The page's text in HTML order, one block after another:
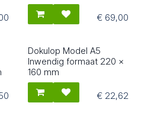
€ 69,00
2516
Dokulop Model A5
Inwendig formaat 220 x
160 mm
€ 22,62